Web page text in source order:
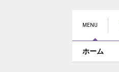
MENU
ホーム